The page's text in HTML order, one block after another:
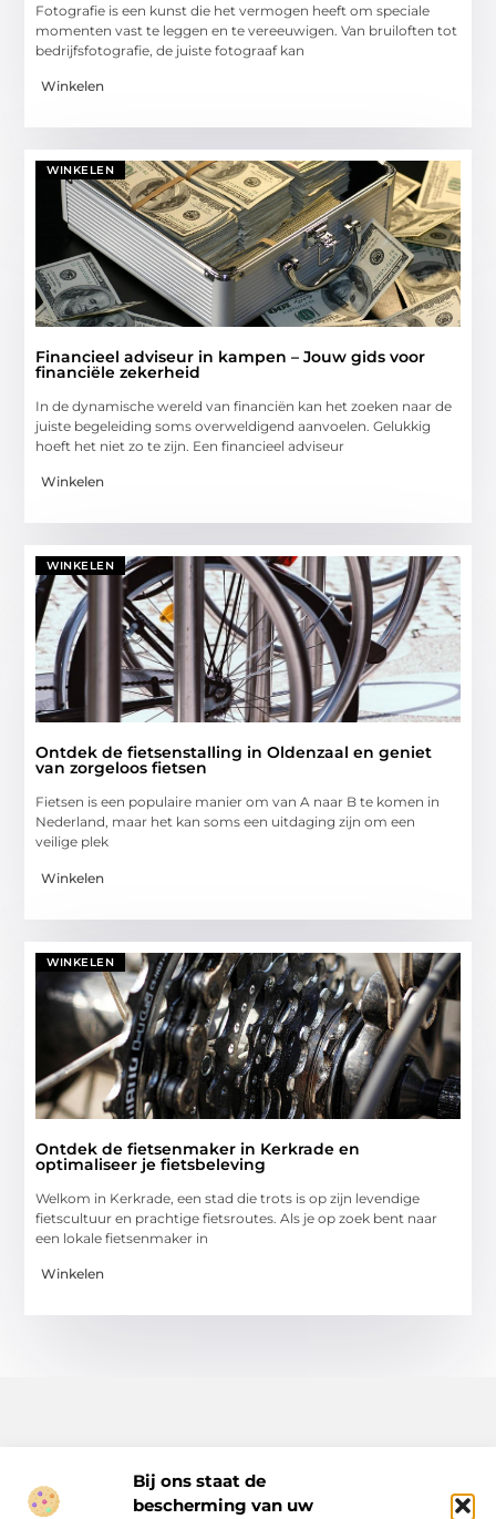
Bij ons staat de
bescherming van uw
Fotografie is een kunst die het vermogen heeft om speciale
momenten vast te leggen en te vereeuwigen. Van bruiloften tot
bedrijfsfotografie, de juiste fotograaf kan
Winkelen
WINKELEN
Financieel adviseur in kampen – Jouw gids voor
financiële zekerheid
In de dynamische wereld van financiën kan het zoeken naar de
juiste begeleiding soms overweldigend aanvoelen. Gelukkig
hoeft het niet zo te zijn. Een financieel adviseur
Winkelen
WINKELEN
Ontdek de fietsenstalling in Oldenzaal en geniet
van zorgeloos fietsen
Fietsen is een populaire manier om van A naar B te komen in
Nederland, maar het kan soms een uitdaging zijn om een
veilige plek
Winkelen
WINKELEN
Ontdek de fietsenmaker in Kerkrade en
optimaliseer je fietsbeleving
Welkom in Kerkrade, een stad die trots is op zijn levendige
fietscultuur en prachtige fietsroutes. Als je op zoek bent naar
een lokale fietsenmaker in
Winkelen